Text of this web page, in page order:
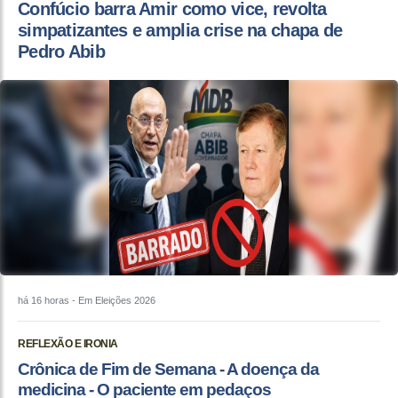
Confúcio barra Amir como vice, revolta
simpatizantes e amplia crise na chapa de
Pedro Abib
há 16 horas - Em Eleições 2026
REFLEXÃO E IRONIA
Crônica de Fim de Semana - A doença da
medicina - O paciente em pedaços